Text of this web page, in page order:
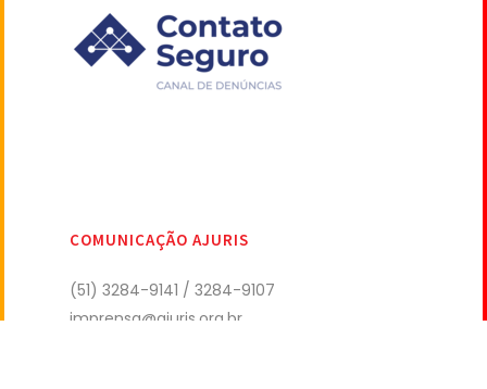
COMUNICAÇÃO AJURIS
(51) 3284-9141 / 3284-9107
imprensa@ajuris.org.br